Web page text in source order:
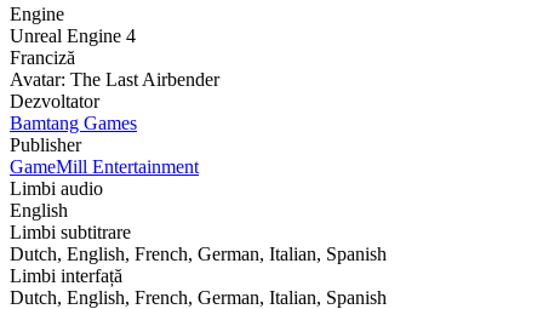
Engine
Unreal Engine 4
Franciză
Avatar: The Last Airbender
Dezvoltator
Bamtang Games
Publisher
GameMill Entertainment
Limbi audio
English
Limbi subtitrare
Dutch, English, French, German, Italian, Spanish
Limbi interfață
Dutch, English, French, German, Italian, Spanish